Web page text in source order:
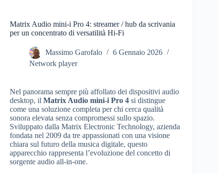
Matrix Audio mini-i Pro 4: streamer / hub da scrivania
per un concentrato di versatilità Hi-Fi
Massimo Garofalo
6 Gennaio 2026
Network player
Nel panorama sempre più affollato dei dispositivi audio
desktop, il Matrix Audio mini-i Pro 4 si distingue
come una soluzione completa per chi cerca qualità
sonora elevata senza compromessi sullo spazio.
Sviluppato dalla Matrix Electronic Technology, azienda
fondata nel 2009 da tre appassionati con una visione
chiara sul futuro della musica digitale, questo
apparecchio rappresenta l’evoluzione del concetto di
sorgente audio all-in-one.